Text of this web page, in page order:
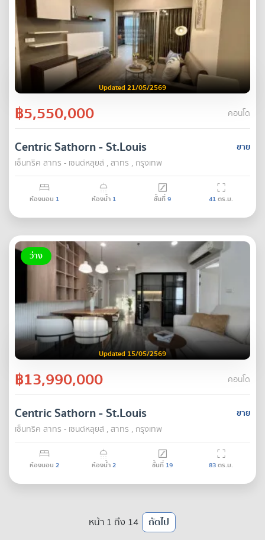
Updated 21/05/2569
฿5,550,000 คอนโด
ขาย
Centric Sathorn - St.Louis
เซ็นทริค สาทร - เซนต์หลุยส์ , สาทร , กรุงเทพ
ห้องนอน 1 ห้องน้ำ 1 ชั้นที่9 41ตร.ม.
ว่าง
Updated 15/05/2569
฿13,990,000 คอนโด
ขาย
Centric Sathorn - St.Louis
เซ็นทริค สาทร - เซนต์หลุยส์ , สาทร , กรุงเทพ
ห้องนอน 2 ห้องน้ำ2 ชั้นที่ 19 83ตร.ม.
หน้า 1 ถึง 14 ถัดไป